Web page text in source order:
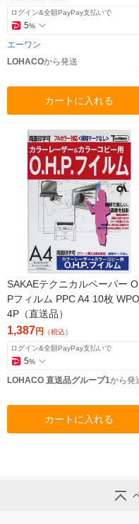
ログイン&全額PayPay支払いで
5%
エーワン
LOHACOから発送
カートに入れる
SAKAEテクニカルペーパー
Pフィルム PPC A4 10枚
4P（直送品）
1,387円 （税込）
ログイン&全額PayPay支払いで
5%
LOHACO 直送品グループ1から発
カートに入れる